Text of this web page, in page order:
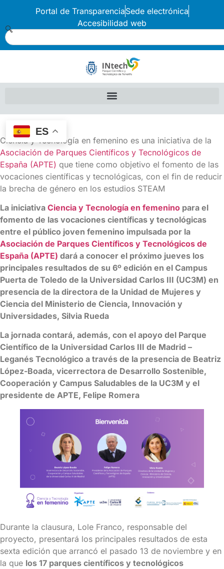
Portal de TransparenciaSede electrónica
Accesibilidad web
ES
Ciencia y Tecnología en femenino es una iniciativa de la
Asociación de Parques Científicos y Tecnológicos de
España (APTE) que tiene como objetivo el fomento de las
vocaciones científicas y tecnológicas, con el fin de reducir
la brecha de género en los estudios STEAM
La iniciativa Ciencia y Tecnología en femenino para el
fomento de las vocaciones científicas y tecnológicas
entre el público joven femenino impulsada por la
Asociación de Parques Científicos y Tecnológicos de
España (APTE) dará a conocer el próximo jueves los
principales resultados de su 6º edición en el Campus
Puerta de Toledo de la Universidad Carlos III (UC3M) en
presencia de la directora de la Unidad de Mujeres y
Ciencia del Ministerio de Ciencia, Innovación y
Universidades, Silvia Rueda
La jornada contará, además, con el apoyo del Parque
Científico de la Universidad Carlos III de Madrid –
Leganés Tecnológico a través de la presencia de Beatriz
López-Boada, vicerrectora de Desarrollo Sostenible,
Cooperación y Campus Saludables de la UC3M y el
presidente de APTE, Felipe Romera
Durante la clausura, Lole Franco, responsable del
proyecto, presentará los principales resultados de esta
sexta edición que arrancó el pasado 13 de noviembre y en
la que los 17 parques científicos y tecnológicos